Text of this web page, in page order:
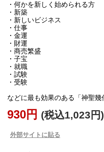
・何かを新しく始められる方
・新築
・新しいビジネス
・仕事
・金運
・財運
・商売繁盛
・子宝
・就職
・試験
・受験
930円 (税込1,023円)
外部サイトに貼る